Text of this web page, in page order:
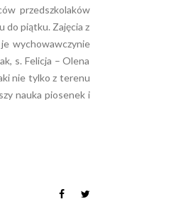
przedszkolaków
do piątku. Zajęcia z
wychowawczynie
s. Felicja – Olena
nie tylko z terenu
nauka piosenek i